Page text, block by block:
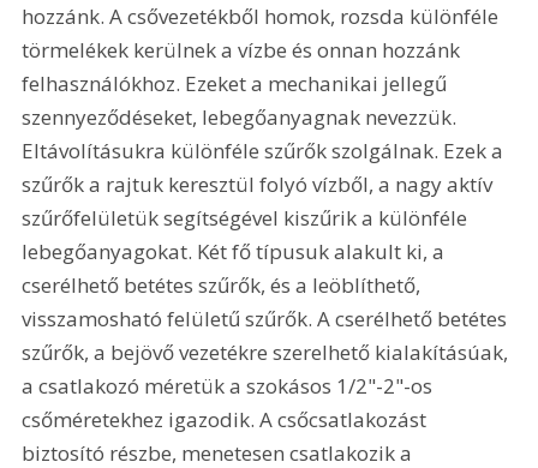
hozzánk. A csővezetékből homok, rozsda különféle
törmelékek kerülnek a vízbe és onnan hozzánk
felhasználókhoz. Ezeket a mechanikai jellegű
szennyeződéseket, lebegőanyagnak nevezzük.
Eltávolításukra különféle szűrők szolgálnak. Ezek a
szűrők a rajtuk keresztül folyó vízből, a nagy aktív
szűrőfelületük segítségével kiszűrik a különféle
lebegőanyagokat. Két fő típusuk alakult ki, a
cserélhető betétes szűrők, és a leöblíthető,
visszamosható felületű szűrők. A cserélhető betétes
szűrők, a bejövő vezetékre szerelhető kialakításúak,
a csatlakozó méretük a szokásos 1/2"-2"-os
csőméretekhez igazodik. A csőcsatlakozást
biztosító részbe, menetesen csatlakozik a